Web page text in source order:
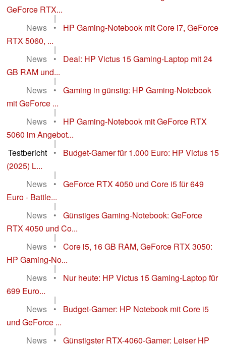
GeForce RTX...
|
News
•
HP Gaming-Notebook mit Core i7, GeForce
RTX 5060, ...
|
News
•
Deal: HP Victus 15 Gaming-Laptop mit 24
GB RAM und...
|
News
•
Gaming in günstig: HP Gaming-Notebook
mit GeForce ...
|
News
•
HP Gaming-Notebook mit GeForce RTX
5060 im Angebot...
|
Testbericht
•
Budget-Gamer für 1.000 Euro: HP Victus 15
(2025) L...
|
News
•
GeForce RTX 4050 und Core i5 für 649
Euro - Battle...
|
News
•
Günstiges Gaming-Notebook: GeForce
RTX 4050 und Co...
|
News
•
Core i5, 16 GB RAM, GeForce RTX 3050:
HP Gaming-No...
|
News
•
Nur heute: HP Victus 15 Gaming-Laptop für
699 Euro...
|
News
•
Budget-Gamer: HP Notebook mit Core i5
und GeForce ...
|
News
• Günstigster RTX-4060-Gamer: Leiser HP